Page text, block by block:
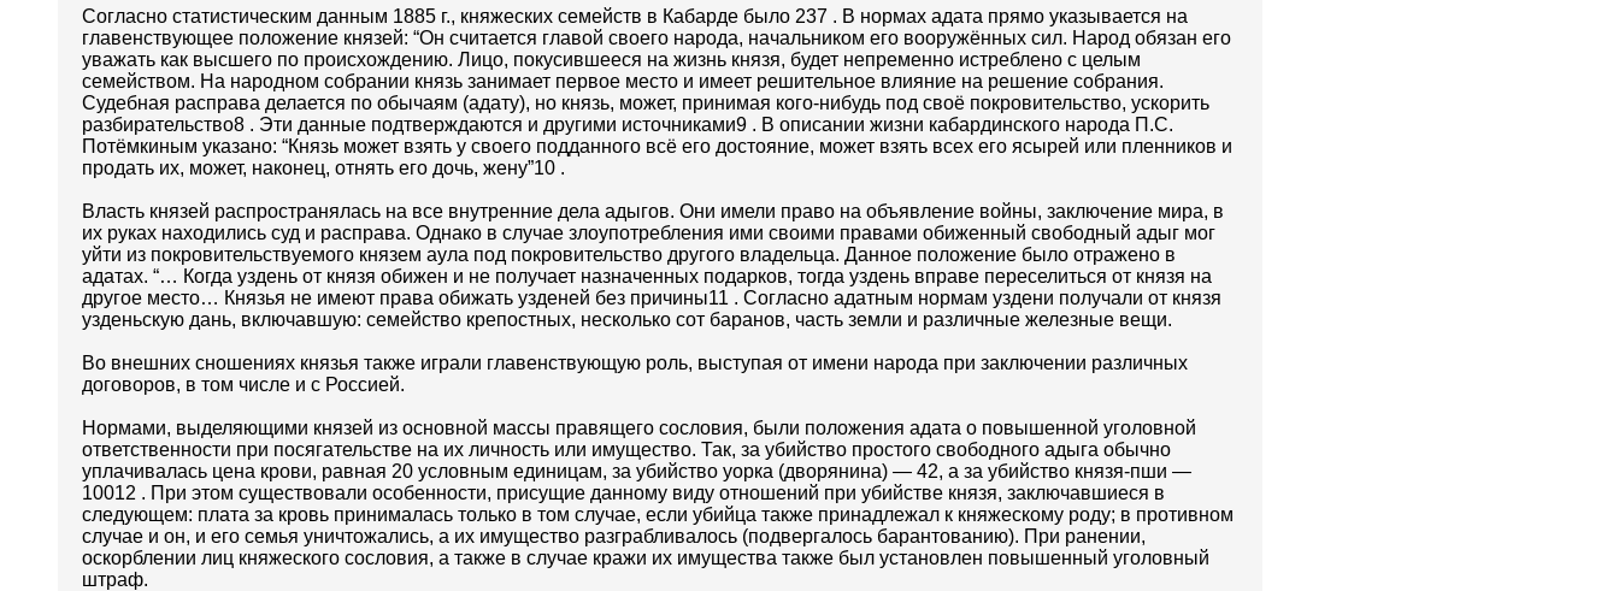
Согласно статистическим данным 1885 г., княжеских семейств в Кабарде было 237 . В нормах адата прямо указывается на
главенствующее положение князей: “Он считается главой своего народа, начальником его вооружённых сил. Народ обязан его
уважать как высшего по происхождению. Лицо, покусившееся на жизнь князя, будет непременно истреблено с целым
семейством. На народном собрании князь занимает первое место и имеет решительное влияние на решение собрания.
Судебная расправа делается по обычаям (адату), но князь, может, принимая кого-нибудь под своё покровительство, ускорить
разбирательство8 . Эти данные подтверждаются и другими источниками9 . В описании жизни кабардинского народа П.С.
Потёмкиным указано: “Князь может взять у своего подданного всё его достояние, может взять всех его ясырей или пленников и
продать их, может, наконец, отнять его дочь, жену”10 .
Власть князей распространялась на все внутренние дела адыгов. Они имели право на объявление войны, заключение мира, в
их руках находились суд и расправа. Однако в случае злоупотребления ими своими правами обиженный свободный адыг мог
уйти из покровительствуемого князем аула под покровительство другого владельца. Данное положение было отражено в
адатах. “… Когда уздень от князя обижен и не получает назначенных подарков, тогда уздень вправе переселиться от князя на
другое место… Князья не имеют права обижать узденей без причины11 . Согласно адатным нормам уздени получали от князя
узденьскую дань, включавшую: семейство крепостных, несколько сот баранов, часть земли и различные железные вещи.
Во внешних сношениях князья также играли главенствующую роль, выступая от имени народа при заключении различных
договоров, в том числе и с Россией.
Нормами, выделяющими князей из основной массы правящего сословия, были положения адата о повышенной уголовной
ответственности при посягательстве на их личность или имущество. Так, за убийство простого свободного адыга обычно
уплачивалась цена крови, равная 20 условным единицам, за убийство уорка (дворянина) — 42, а за убийство князя-пши —
10012 . При этом существовали особенности, присущие данному виду отношений при убийстве князя, заключавшиеся в
следующем: плата за кровь принималась только в том случае, если убийца также принадлежал к княжескому роду; в противном
случае и он, и его семья уничтожались, а их имущество разграбливалось (подвергалось барантованию). При ранении,
оскорблении лиц княжеского сословия, а также в случае кражи их имущества также был установлен повышенный уголовный
штраф.